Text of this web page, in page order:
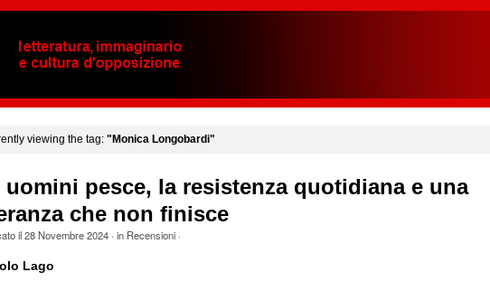
viewing the tag: "Monica Longobardi"
uomini pesce, la resistenza quotidiana e una
che non finisce
il28 Novembre 2024· in Recensioni·
Lago